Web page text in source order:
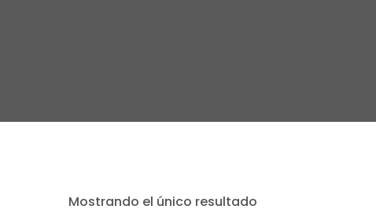
Mostrando el único resultado